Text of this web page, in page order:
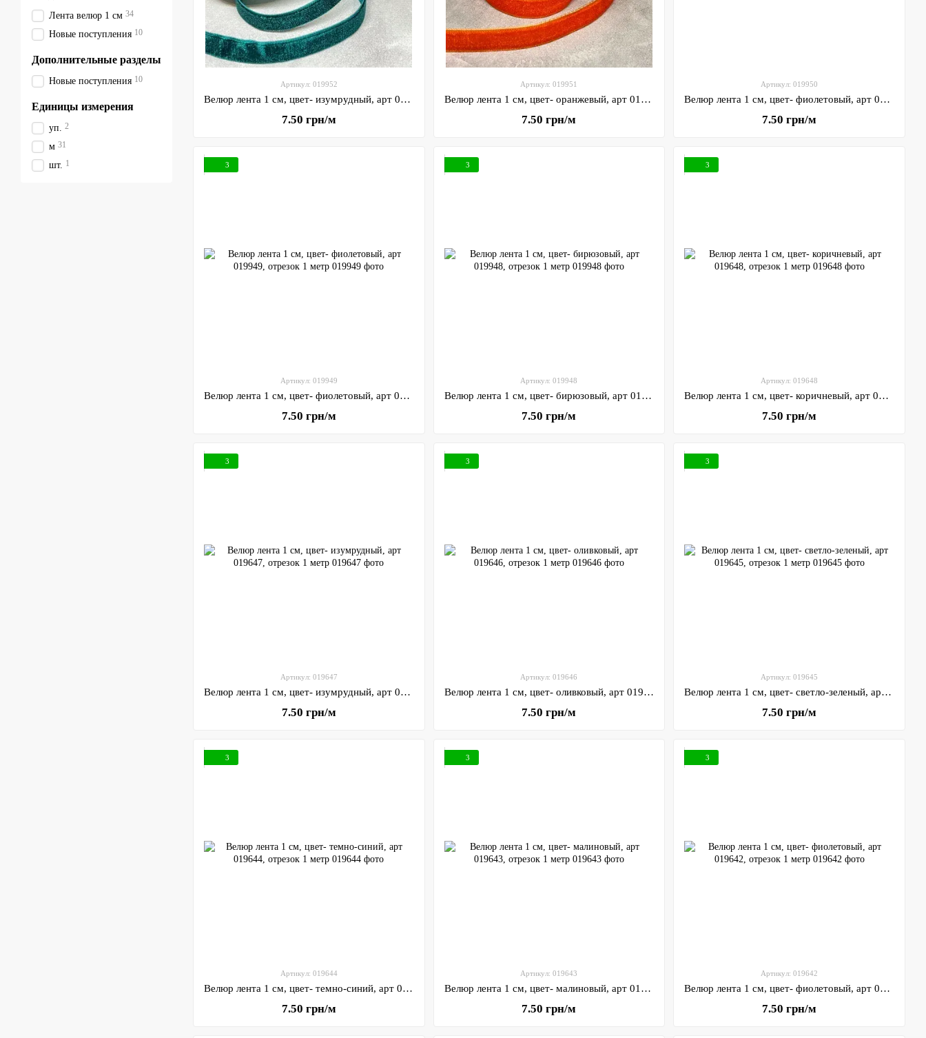
Артикул: 019952
Велюр лента 1 см, цвет- изумрудный, арт 019952, отрезок 1 метр
7.50 грн/м
Артикул: 019951
Велюр лента 1 см, цвет- оранжевый, арт 019951, отрезок 1 метр
7.50 грн/м
Артикул: 019950
Велюр лента 1 см, цвет- фиолетовый, арт 019950, отрезок 1 метр
7.50 грн/м
3
Артикул: 019949
Велюр лента 1 см, цвет- фиолетовый, арт 019949, отрезок 1 метр
7.50 грн/м
3
Артикул: 019948
Велюр лента 1 см, цвет- бирюзовый, арт 019948, отрезок 1 метр
7.50 грн/м
3
Артикул: 019648
Велюр лента 1 см, цвет- коричневый, арт 019648, отрезок 1 метр
7.50 грн/м
3
Артикул: 019647
Велюр лента 1 см, цвет- изумрудный, арт 019647, отрезок 1 метр
7.50 грн/м
3
Артикул: 019646
Велюр лента 1 см, цвет- оливковый, арт 019646, отрезок 1 метр
7.50 грн/м
3
Артикул: 019645
Велюр лента 1 см, цвет- светло-зеленый, арт 019645, отрезок 1 метр
7.50 грн/м
3
Артикул: 019644
Велюр лента 1 см, цвет- темно-синий, арт 019644, отрезок 1 метр
7.50 грн/м
3
Артикул: 019643
Велюр лента 1 см, цвет- малиновый, арт 019643, отрезок 1 метр
7.50 грн/м
3
Артикул: 019642
Велюр лента 1 см, цвет- фиолетовый, арт 019642, отрезок 1 метр
7.50 грн/м
Лента велюр 1 см 34
Новые поступления 10
Дополнительные разделы
Новые поступления 10
Единицы измерения
уп. 2
м 31
шт. 1